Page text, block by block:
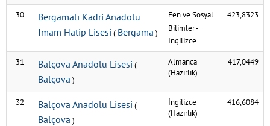
30
Bergamalı Kadri Anadolu
İmam Hatip Lisesi ( Bergama )
Fen ve Sosyal
Bilimler-
İngilizce
423,8323
31 Balçova Anadolu Lisesi (
Balçova )
Almanca
(Hazırlık)
417,0449
32 Balçova Anadolu Lisesi (
Balçova )
İngilizce
(Hazırlık)
416,6084